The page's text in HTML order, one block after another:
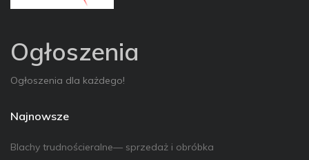
Ogłoszenia
Ogłoszenia dla każdego!
Najnowsze
Blachy trudnościeralne— sprzedaż i obróbka